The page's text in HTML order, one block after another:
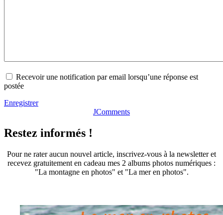
Recevoir une notification par email lorsqu’une réponse est
postée
Enregistrer
JComments
Restez informés !
Pour ne rater aucun nouvel article, inscrivez-vous à la newsletter et
recevez gratuitement en cadeau mes 2 albums photos numériques :
"La montagne en photos" et "La mer en photos".